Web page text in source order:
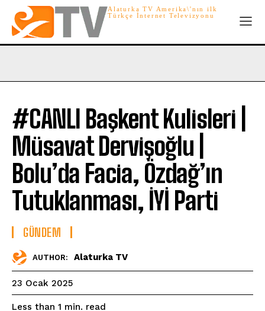
Alaturka TV Amerika\'nın ilk
Türkçe İnternet Televizyonu
#CANLI Başkent Kulisleri |
Müsavat Dervişoğlu |
Bolu’da Facia, Özdağ’ın
Tutuklanması, İYİ Parti
GÜNDEM
AUTHOR: Alaturka TV
23 Ocak 2025
Less than 1 min. read